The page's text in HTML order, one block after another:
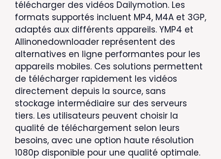
télécharger des vidéos Dailymotion. Les
formats supportés incluent MP4, M4A et 3GP,
adaptés aux différents appareils. YMP4 et
Allinonedownloader représentent des
alternatives en ligne performantes pour les
appareils mobiles. Ces solutions permettent
de télécharger rapidement les vidéos
directement depuis la source, sans
stockage intermédiaire sur des serveurs
tiers. Les utilisateurs peuvent choisir la
qualité de téléchargement selon leurs
besoins, avec une option haute résolution
1080p disponible pour une qualité optimale.